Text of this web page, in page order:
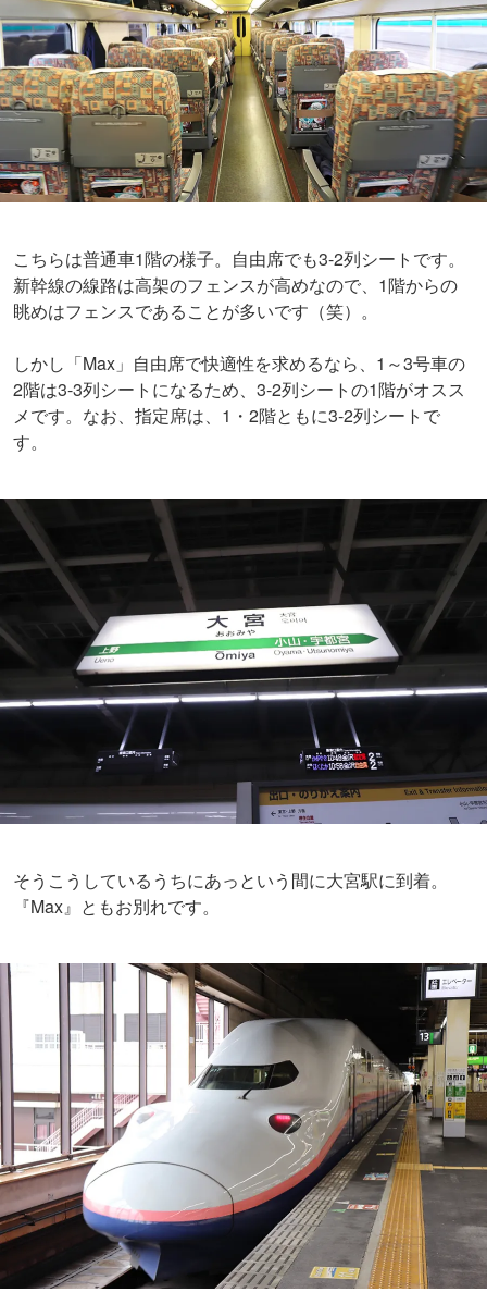
こちらは普通車1階の様子。自由席でも3-2列シートです。
新幹線の線路は高架のフェンスが高めなので、1階からの
眺めはフェンスであることが多いです（笑）。
しかし「Max」自由席で快適性を求めるなら、1～3号車の
2階は3-3列シートになるため、3-2列シートの1階がオスス
メです。なお、指定席は、1・2階ともに3-2列シートで
す。
そうこうしているうちにあっという間に大宮駅に到着。
『Max』ともお別れです。